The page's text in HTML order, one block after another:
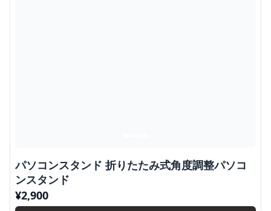
パソコンスタンド 折りたたみ式角度調整パソコ
ンスタンド
¥2,900